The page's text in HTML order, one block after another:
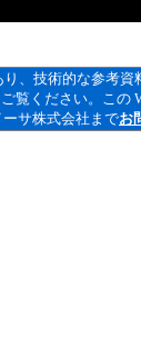
、技術的な参考
覧ください。この
サ株式会社までお